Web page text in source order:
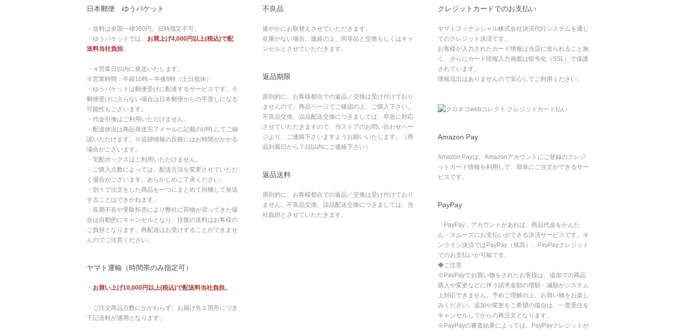
日本郵便 ゆうパケット
・送料は全国一律360円。日時指定不可。
・ゆうパケットでは、 お買上げ4,000円以上(税込)で配
送料当社負担 。
・４営業日以内に発送いたします。
※営業時間：午前10時～午後6時（土日祝休）
・ゆうパケットは郵便受けに配達するサービスです。※
郵便受けに入らない場合は日本郵便からの手渡しになる
可能性もございます。
・代金引換はご利用いただけません。
・配送状況は商品発送完了メールに記載のURLにてご確
認いただけます。※追跡情報の反映にはお時間がかかる
場合がございます。
・宅配ボックスはご利用いただけません。
・ご購入点数によっては、配送方法を変更させていただ
く場合がございます。あらかじめご了承ください。
・別々で注文をした商品を一つにまとめて同梱して発送
することはできかねます。
・長期不在や受取拒否により弊社に荷物が戻ってきた場
合は自動的にキャンセルとなり、往復の送料はお客様の
ご負担となります。再配送はお受けすることができませ
んのでご注意ください。
ヤマト運輸（時間帯のみ指定可）
・ お買い上げ10,000円以上(税込)で配送料当社負担。
・ご注文商品点数にかかわらず、お届け先１箇所につき
下記送料が適用となります。
不良品
速やかにお取替えさせていただきます。
在庫がない場合、連絡の上、同等品と交換もしくはキャ
ンセルとさせていただきます。
返品期限
原則的に、お客様都合での返品／交換は受け付けており
ませんので、商品ページでご確認の上、ご購入下さい。
不良品交換、誤品配送交換につきましては、早急に対応
させていただきますので、当ストアのお問い合わせペー
ジより、ご連絡下さいますようお願いいたします。（商
品到着日から７日以内にご連絡下さい）
返品送料
原則的に、お客様都合での返品／交換は受け付けており
ません。不良品交換、誤品配送交換につきましては、当
社負担とさせていただきます。
クレジットカードでのお支払い
ヤマトフィナンシャル株式会社決済代行システムを通じ
てのクレジット決済です。
お客様が入力されたカード情報は当店に送られること無
く、さらにカード情報入力画面は暗号化（SSL）で保護
されています。
情報流出はありませんので安心してご利用ください。
Amazon Pay
Amazon Payは、Amazonアカウントにご登録のクレジ
ットカード情報を利用して、簡単にご注文ができるサー
ビスです。
PayPay
「PayPay」アカウントがあれば、商品代金をかんた
ん・スムーズにお支払いができる決済サービスです。オ
ンライン決済ではPayPay（残高）、PayPayクレジット
でのお支払いが可能です。
◆ご注意
※PayPayでお買い物をされたお客様は、追加での商品
購入や変更などに伴う請求金額の増額・減額がシステム
上対応できません。予めご理解の上、お買い物をお楽し
みください。追加や変更をご希望の場合は、一度受注を
キャンセルしてからの再注文となります。
※PayPayの審査結果によっては、PayPayクレジットが